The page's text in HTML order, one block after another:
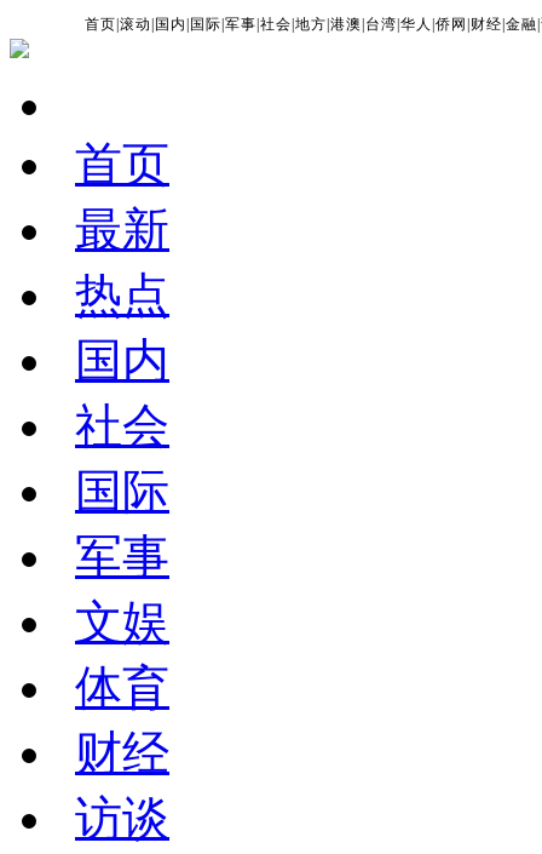
首页 |滚动 国内 国际 |军事 |社会 |地方 |港澳 台湾 |华人 |侨网 财经 |金融 |
首页
最新
热点
国内
社会
国际
军事
文娱
体育
财经
访谈